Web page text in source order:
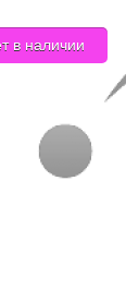
в наличии